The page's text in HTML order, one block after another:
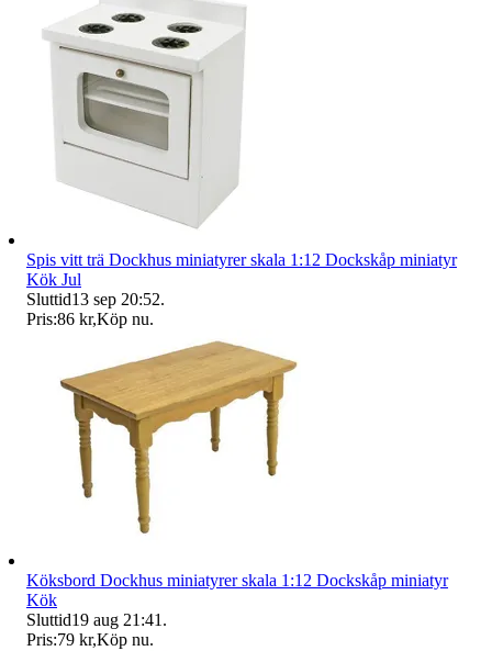
Spis vitt trä Dockhus miniatyrer skala 1:12 Dockskåp miniatyr
Kök Jul
Sluttid13 sep 20:52.
Pris:86 kr,Köp nu.
Köksbord Dockhus miniatyrer skala 1:12 Dockskåp miniatyr
Kök
Sluttid19 aug 21:41 .
Pris:79 kr,Köp nu.